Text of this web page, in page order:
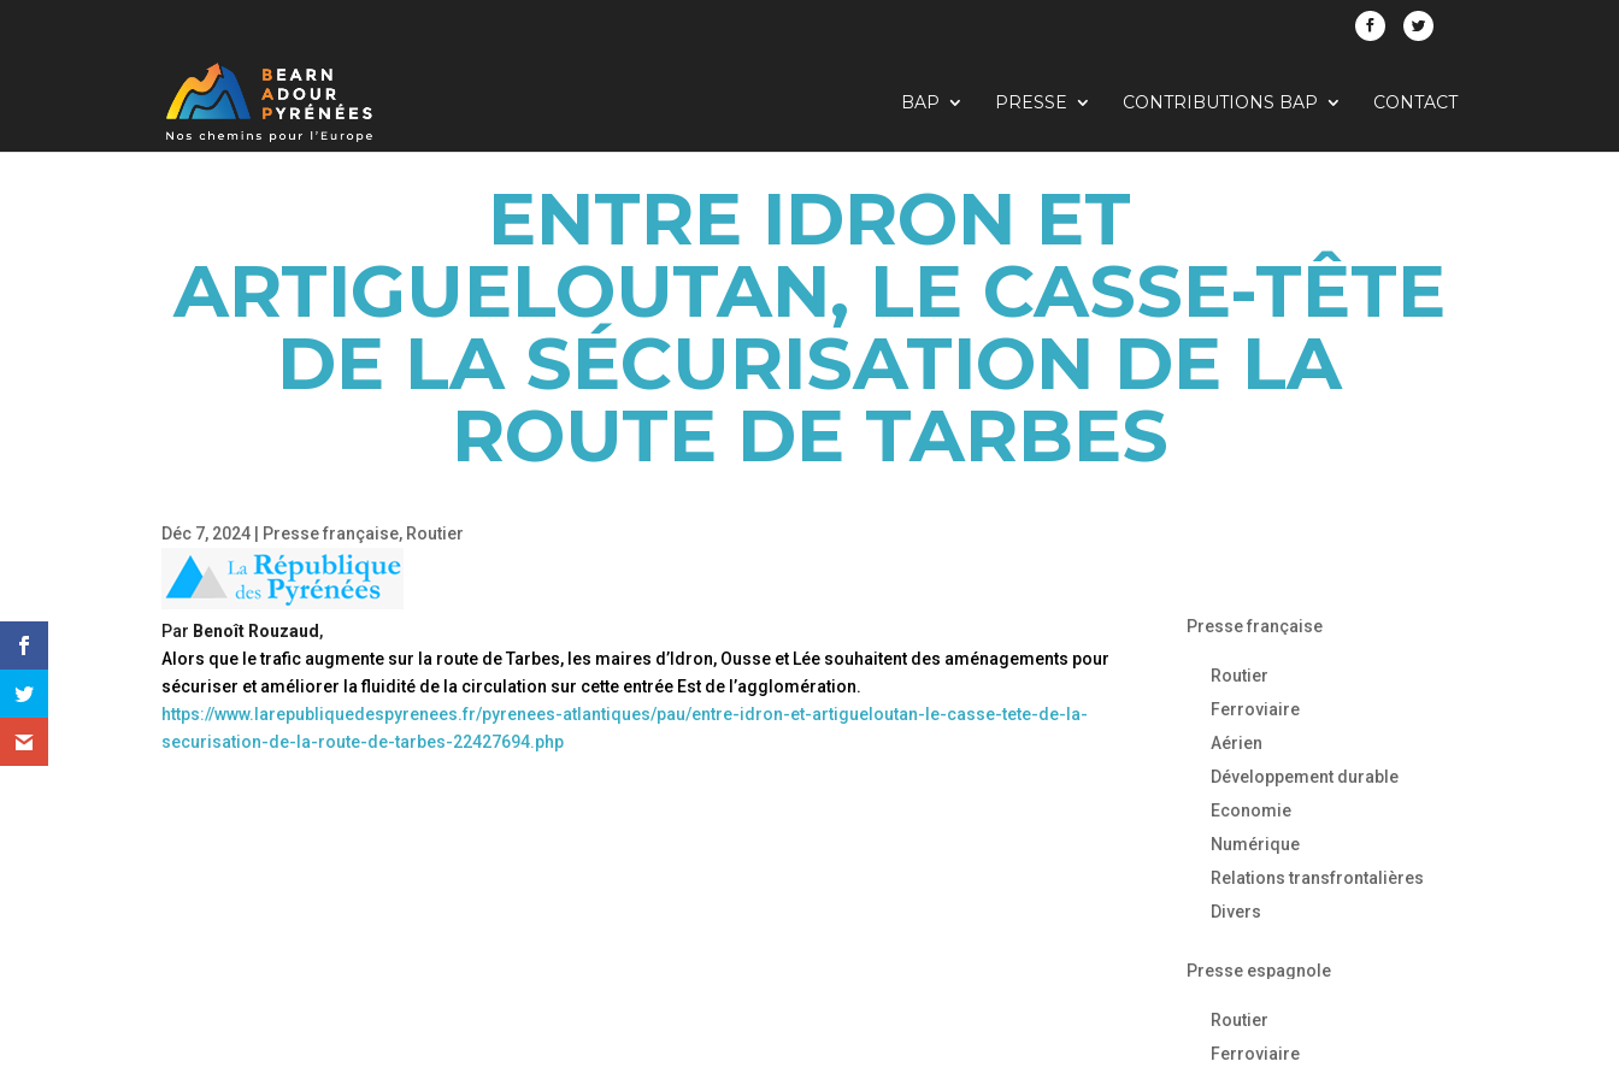
BAP PRESSE CONTRIBUTIONS BAP CONTACT
ENTRE IDRON ET
ARTIGUELOUTAN, LE CASSE-TÊTE
DE LA SÉCURISATION DE LA
ROUTE DE TARBES
Déc 7, 2024 Presse française, Routier
Par Benoît Rouzaud ,
Alors que le trafic augmente sur la route de Tarbes, les maires d’Idron, Ousse et Lée souhaitent des aménagements pour
sécuriser et améliorer la fluidité de la circulation sur cette entrée Est de l’agglomération.
https://www.larepubliquedespyrenees.fr/pyrenees-atlantiques/pau/entre-idron-et-artigueloutan-le-casse-tete-de-la-
securisation-de-la-route-de-tarbes-22427694.php
Presse française
Routier
Ferroviaire
Aérien
Développement durable
Economie
Numérique
Relations transfrontalières
Divers
Presse espagnole
Routier
Ferroviaire